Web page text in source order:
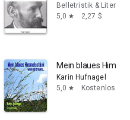
Belletristik & Literatur
5,0 star 2,27 $
Mein blaues
Karin Hufnagel
5,0 star Kostenlos